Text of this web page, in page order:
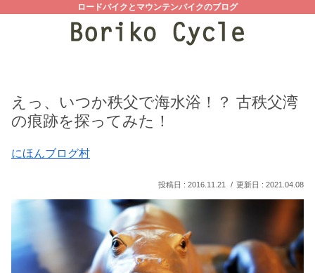
ロードバイクとマウンテンバイクのブログ
えっ、いつか秩父で海水浴！？ 古秩父湾
の痕跡を探ってみた！
にほんブログ村
2016.11.21 2021.04.08